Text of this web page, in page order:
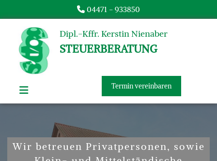
 04471 - 933850
Dipl.-Kffr. Kerstin Nienaber
STEUERBERATUNG
Termin vereinbaren
Wir betreuen Privatpersonen, sowie